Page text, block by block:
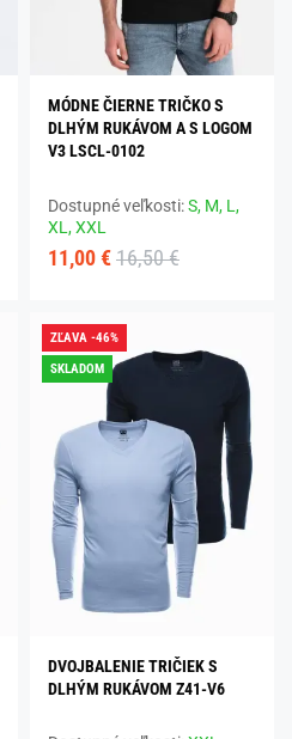
MÓDNE ČIERNE TRIČKO S
DLHÝM RUKÁVOM A S LOGOM
V3 LSCL-0102
Dostupné veľkosti:S, M, L,
XL,XXL
11,00 € 16,50 €
ZĽAVA -46%
SKLADOM
DVOJBALENIE TRIČIEK S
DLHÝM RUKÁVOM Z41-V6